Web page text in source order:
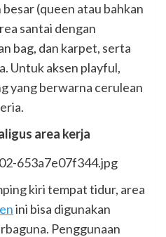
(queen atau bahkan
santai dengan
bag, dan karpet, serta
Untuk aksen playful,
yang berwarna cerulean
area kerja
kiri tempat tidur, area
ini bisa digunakan
Penggunaan